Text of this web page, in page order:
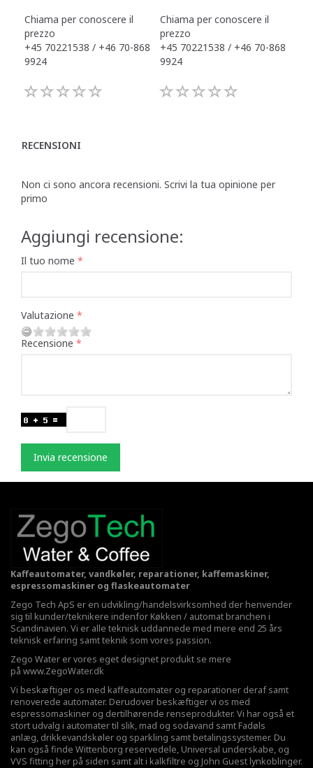
Chiama per conoscere il
prezzo
+45 70221538 / +46 70-868
9924
Chiama per conoscere il
prezzo
+45 70221538 / +46 70-868
9924
RECENSIONI
Non ci sono ancora recensioni. Scrivi la tua opinione per
primo
Aggiungi recensione:
Il tuo nome
Valutazione
Recensione
Invia recensione
Kaffeautomater, vandkøler, reparationer, kaffemaskiner,
espressomaskiner og flaskeautomater
Zego Tech ApS er en udvikling/handelsvirksomhed der henvender
sig til kunder/teknikere indenfor Køkken / automat branchen i
Scandinavien. Vi er alle teknisk uddannede med mere end 25 års
teknisk erfaring samt teknik som vores passion.
Zego Water er vores eget designet produkt se mere
på www.ZegoWater.dk
Vi beskæftiger os med kaffeautomater og reparationer deraf samt
renoverede automater. Derudover beskæftiger vi os med
espressomaskiner og dertilhørende renseprodukter. Vi har også et
stort udvalg i automater til slik, mad og sodavand samt Fadøls
anlæg, drikkevandskøler og sparkling samt betalingssystemer. Du
kan også finde Wittenborg reservedele, Universal underskabe, og
VVS fitting her på siden samt alt i kalkfiltre og John Guest lynkoblinger.